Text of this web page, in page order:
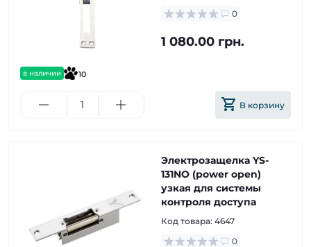
в наличии 10
0
1 080.00 грн.
В корзину
Электрозащелка YS-
131NO (power open)
узкая для системы
контроля доступа
Код товара: 4647
0